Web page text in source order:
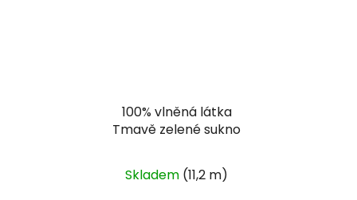
100% vlněná látka
Tmavě zelené sukno
Skladem (11,2 m)